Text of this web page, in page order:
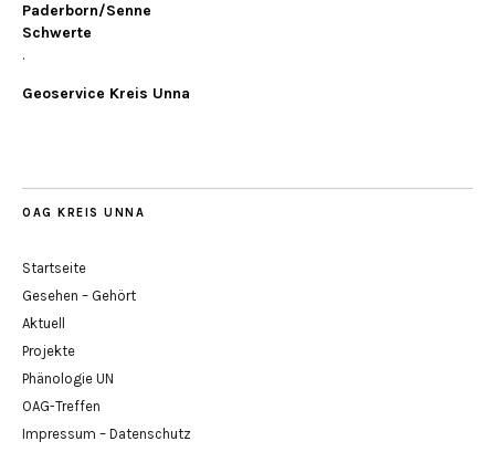
Paderborn/Senne
Schwerte
.
Geoservice Kreis Unna
OAG KREIS UNNA
Startseite
Gesehen – Gehört
Aktuell
Projekte
Phänologie UN
OAG-Treffen
Impressum – Datenschutz